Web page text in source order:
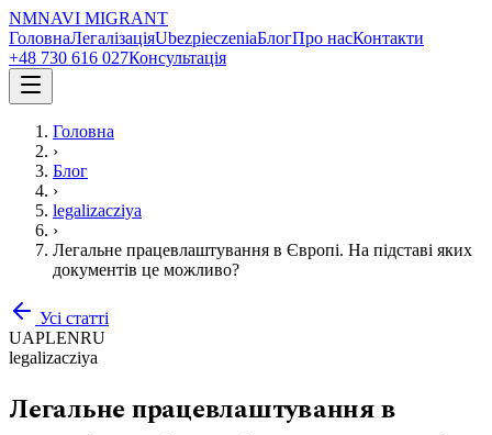
NMNAVI MIGRANT
ГоловнаЛегалізаціяUbezpieczeniaБлогПро насКонтакти
+48 730 616 027Консультація
Головна
›
Блог
›
legalizacziya
›
Легальне працевлаштування в Європі. На підставі яких
документів це можливо?
Усі статті
UAPLENRU
legalizacziya
Легальне працевлаштування в